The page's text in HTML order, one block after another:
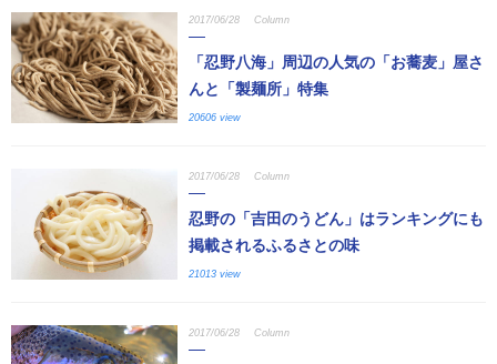
2017/06/28 Column
「忍野八海」周辺の人気の「お蕎麦」屋さ
んと「製麺所」特集
20606 view
2017/06/28 Column
忍野の「吉田のうどん」はランキングにも
掲載されるふるさとの味
21013 view
2017/06/28 Column